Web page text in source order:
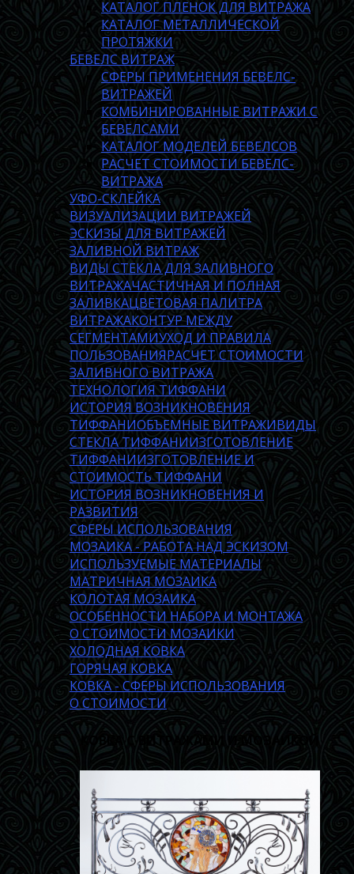
КАТАЛОГ ПЛЕНОК ДЛЯ ВИТРАЖА
КАТАЛОГ МЕТАЛЛИЧЕСКОЙ
ПРОТЯЖКИ
БЕВЕЛС ВИТРАЖ
СФЕРЫ ПРИМЕНЕНИЯ БЕВЕЛС-
ВИТРАЖЕЙ
КОМБИНИРОВАННЫЕ ВИТРАЖИ С
БЕВЕЛСАМИ
КАТАЛОГ МОДЕЛЕЙ БЕВЕЛСОВ
РАСЧЕТ СТОИМОСТИ БЕВЕЛС-
ВИТРАЖА
УФО-СКЛЕЙКА
ВИЗУАЛИЗАЦИИ ВИТРАЖЕЙ
ЭСКИЗЫ ДЛЯ ВИТРАЖЕЙ
ЗАЛИВНОЙ ВИТРАЖ
ВИДЫ СТЕКЛА ДЛЯ ЗАЛИВНОГО
ВИТРАЖАЧАСТИЧНАЯ И ПОЛНАЯ
ЗАЛИВКАЦВЕТОВАЯ ПАЛИТРА
ВИТРАЖАКОНТУР МЕЖДУ
СЕГМЕНТАМИУХОД И ПРАВИЛА
ПОЛЬЗОВАНИЯРАСЧЕТ СТОИМОСТИ
ЗАЛИВНОГО ВИТРАЖА
ТЕХНОЛОГИЯ ТИФФАНИ
ИСТОРИЯ ВОЗНИКНОВЕНИЯ
ТИФФАНИОБЪЕМНЫЕ ВИТРАЖИВИДЫ
СТЕКЛА ТИФФАНИИЗГОТОВЛЕНИЕ
ТИФФАНИИЗГОТОВЛЕНИЕ И
СТОИМОСТЬ ТИФФАНИ
ИСТОРИЯ ВОЗНИКНОВЕНИЯ И
РАЗВИТИЯ
СФЕРЫ ИСПОЛЬЗОВАНИЯ
МОЗАИКА - РАБОТА НАД ЭСКИЗОМ
ИСПОЛЬЗУЕМЫЕ МАТЕРИАЛЫ
МАТРИЧНАЯ МОЗАИКА
КОЛОТАЯ МОЗАИКА
ОСОБЕННОСТИ НАБОРА И МОНТАЖА
О СТОИМОСТИ МОЗАИКИ
ХОЛОДНАЯ КОВКА
ГОРЯЧАЯ КОВКА
КОВКА - СФЕРЫ ИСПОЛЬЗОВАНИЯ
О СТОИМОСТИ
КОВКА С ВИТРАЖАМИ И МОЗАИКОЙ